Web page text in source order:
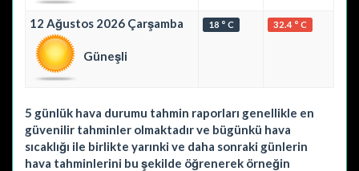
12 Ağustos 2026 Çarşamba
Güneşli
18 ° C 32.4 ° C
5 günlük hava durumu tahmin raporları genellikle en
güvenilir tahminler olmaktadır ve bügünkü hava
sıcaklığı ile birlikte yarınki ve daha sonraki günlerin
hava tahminlerini bu şekilde öğrenerek örneğin